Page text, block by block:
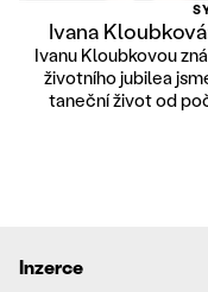
Ivana
Ivanu Kloubkovou
životního jubilea
taneční život od
Inzerce